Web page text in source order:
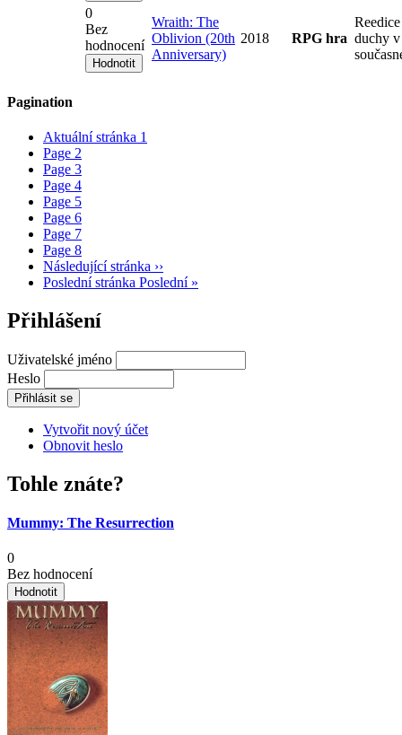
0
Bez
hodnocení
Wraith: The
Oblivion (20th
Anniversary)
2018 RPG hra duchy
Pagination
Aktuální stránka 1
Page 2
Page 3
Page 4
Page 5
Page 6
Page 7
Page 8
Následující stránka ››
Poslední stránka Poslední »
Přihlášení
Uživatelské jméno
Heslo
Vytvořit nový účet
Obnovit heslo
Tohle znáte?
Mummy: The Resurrection
0
Bez hodnocení